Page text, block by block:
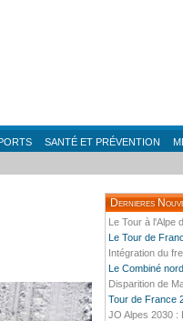
SANTÉ ET PRÉVENTION
Dernieres
Le Tour à l'Alpe
Le Tour de
Intégration du
Le Combiné
Disparition de
Tour de France
JO Alpes 2030 :